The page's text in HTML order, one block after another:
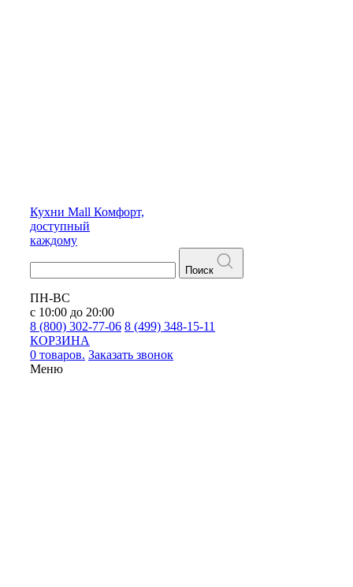
Кухни Mall Комфорт,
доступный
каждому
Поиск
ПН-ВС
с 10:00 до 20:00
8 (800) 302-77-06 8 (499) 348-15-11
КОРЗИНА
0 товаров. Заказать звонок
Меню